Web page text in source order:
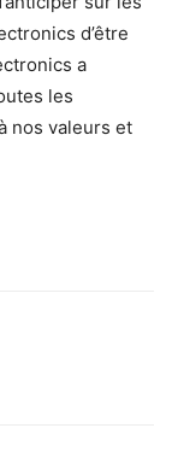
d’être
a
les
nos valeurs et